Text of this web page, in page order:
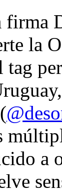
firma
la
tag
a